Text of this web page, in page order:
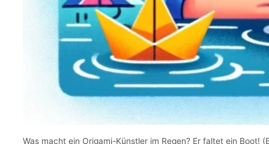
Was macht ein Origami-Künstler im Regen? Er faltet ein Boot!